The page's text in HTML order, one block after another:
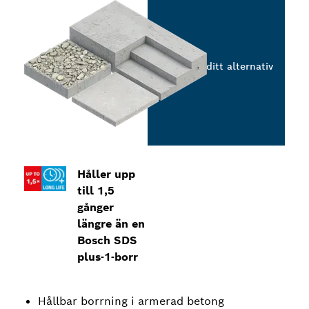
Håller upp
till 1,5
gånger
längre än en
Bosch SDS
plus-1-borr
Hållbar borrning i armerad betong
Välj ditt alternativ